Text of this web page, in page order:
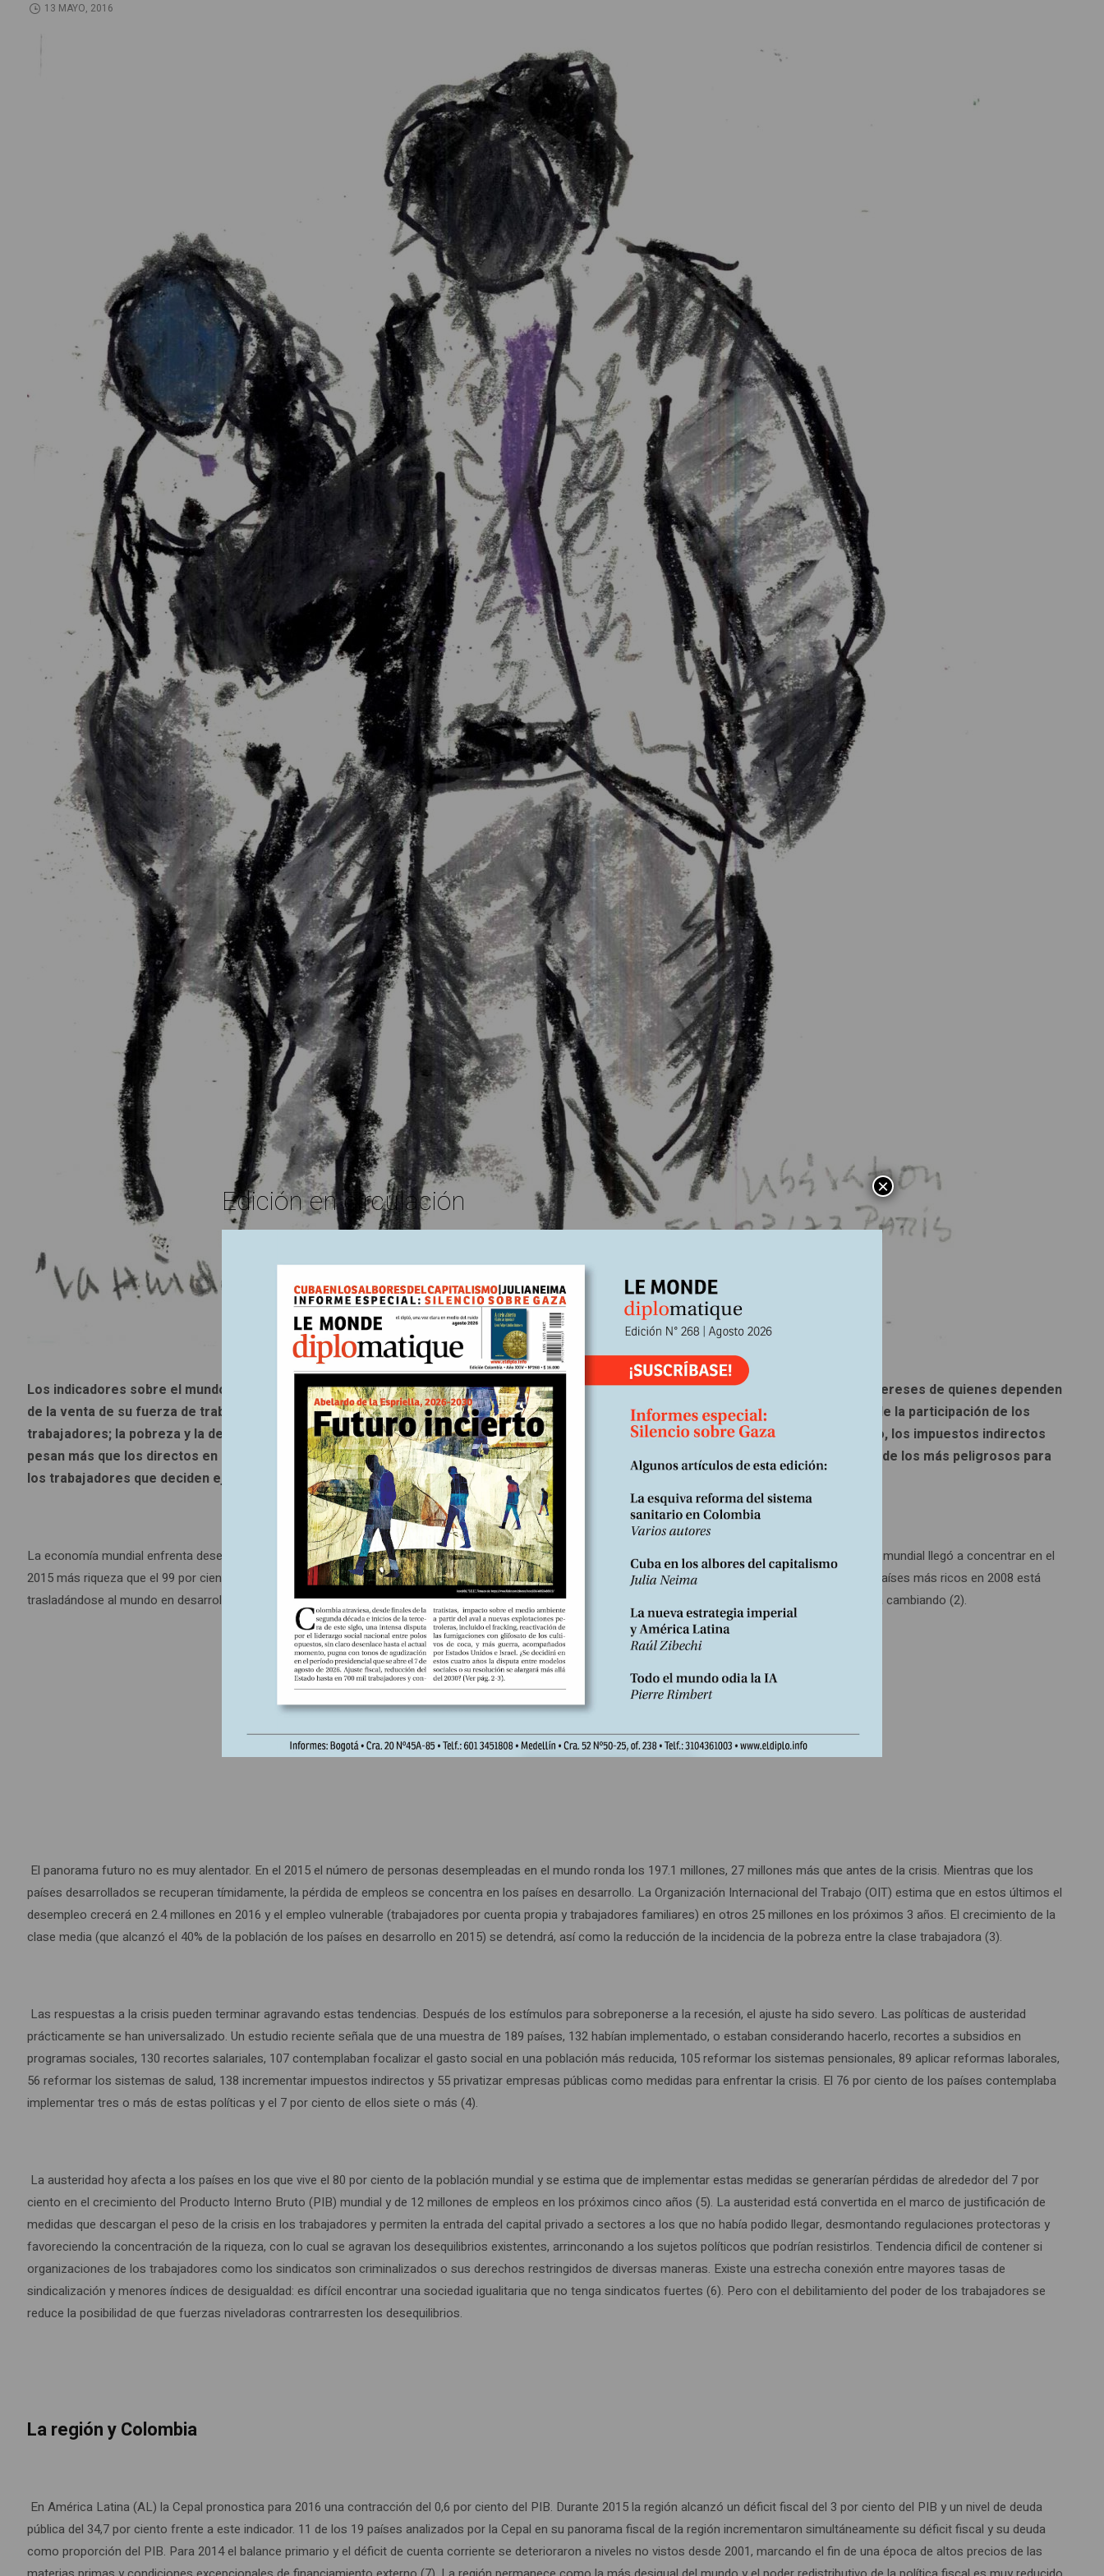
13 MAYO, 2016
Los indicadores sobre el mundo del trabajo confirman, una y otra vez, que en Colombia las políticas estructurales son contrarias a los intereses de quienes dependen
de la venta de su fuerza de trabajo para vivir. El patrón de crecimiento concentra los beneficios en los dueños del capital en detrimento de la participación de los
trabajadores; la pobreza y la desigualdad terminan aumentando por el efecto combinado de la aplicación de impuestos y del gasto público, los impuestos indirectos
pesan más que los directos en la estructura de la tributación. Y en el país sigue arraigada una cultura antisindical que lo convierte en uno de los más peligrosos para
los trabajadores que deciden ejercer el derecho a organizarse. ¿Qué espacio guarda en este escenario el trabajo decente?
La economía mundial enfrenta desequilibrios severos que amenazan con erosionar la democracia. Oxfam estima que el 1 por ciento más rico de la población mundial llegó a concentrar en el
2015 más riqueza que el 99 por ciento restante. Tan sólo 62 personas poseen la misma riqueza que 3.600 millones (1). La crisis económica que inició en los países más ricos en 2008 está
trasladándose al mundo en desarrollo, que había servido de amortiguador de la economía global con el dinamismo de países como los Brics, cuya suerte está cambiando (2).
El panorama futuro no es muy alentador. En el 2015 el número de personas desempleadas en el mundo ronda los 197.1 millones, 27 millones más que antes de la crisis. Mientras que los
países desarrollados se recuperan tímidamente, la pérdida de empleos se concentra en los países en desarrollo. La Organización Internacional del Trabajo (OIT) estima que en estos últimos el
desempleo crecerá en 2.4 millones en 2016 y el empleo vulnerable (trabajadores por cuenta propia y trabajadores familiares) en otros 25 millones en los próximos 3 años. El crecimiento de la
clase media (que alcanzó el 40% de la población de los países en desarrollo en 2015) se detendrá, así como la reducción de la incidencia de la pobreza entre la clase trabajadora (3).
Las respuestas a la crisis pueden terminar agravando estas tendencias. Después de los estímulos para sobreponerse a la recesión, el ajuste ha sido severo. Las políticas de austeridad
prácticamente se han universalizado. Un estudio reciente señala que de una muestra de 189 países, 132 habían implementado, o estaban considerando hacerlo, recortes a subsidios en
programas sociales, 130 recortes salariales, 107 contemplaban focalizar el gasto social en una población más reducida, 105 reformar los sistemas pensionales, 89 aplicar reformas laborales,
56 reformar los sistemas de salud, 138 incrementar impuestos indirectos y 55 privatizar empresas públicas como medidas para enfrentar la crisis. El 76 por ciento de los países contemplaba
implementar tres o más de estas políticas y el 7 por ciento de ellos siete o más (4).
La austeridad hoy afecta a los países en los que vive el 80 por ciento de la población mundial y se estima que de implementar estas medidas se generarían pérdidas de alrededor del 7 por
ciento en el crecimiento del Producto Interno Bruto (PIB) mundial y de 12 millones de empleos en los próximos cinco años (5). La austeridad está convertida en el marco de justificación de
medidas que descargan el peso de la crisis en los trabajadores y permiten la entrada del capital privado a sectores a los que no había podido llegar, desmontando regulaciones protectoras y
favoreciendo la concentración de la riqueza, con lo cual se agravan los desequilibrios existentes, arrinconando a los sujetos políticos que podrían resistirlos. Tendencia dificil de contener si
organizaciones de los trabajadores como los sindicatos son criminalizados o sus derechos restringidos de diversas maneras. Existe una estrecha conexión entre mayores tasas de
sindicalización y menores índices de desigualdad: es difícil encontrar una sociedad igualitaria que no tenga sindicatos fuertes (6). Pero con el debilitamiento del poder de los trabajadores se
reduce la posibilidad de que fuerzas niveladoras contrarresten los desequilibrios.
La región y Colombia
En América Latina (AL) la Cepal pronostica para 2016 una contracción del 0,6 por ciento del PIB. Durante 2015 la región alcanzó un déficit fiscal del 3 por ciento del PIB y un nivel de deuda
pública del 34,7 por ciento frente a este indicador. 11 de los 19 países analizados por la Cepal en su panorama fiscal de la región incrementaron simultáneamente su déficit fiscal y su deuda
como proporción del PIB. Para 2014 el balance primario y el déficit de cuenta corriente se deterioraron a niveles no vistos desde 2001, marcando el fin de una época de altos precios de las
Edición en circulación ×